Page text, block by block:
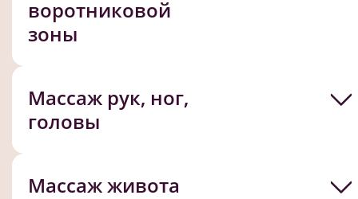
воротниковой
зоны
Массаж рук, ног,
головы
Массаж живота